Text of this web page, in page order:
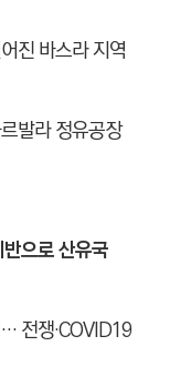
진 바스라 지역
발라 정유공장
으로 산유국
전쟁·COVID19